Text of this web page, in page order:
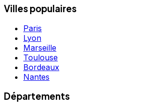
Villes populaires
Paris
Lyon
Marseille
Toulouse
Bordeaux
Nantes
Départements